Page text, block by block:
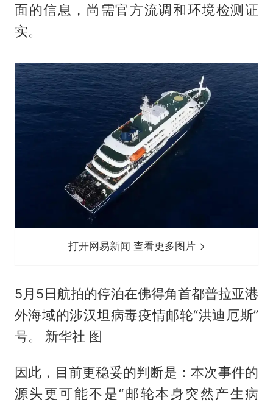
面的信息，尚需官方流调和环境检测证
实。
打开网易新闻 查看更多图片
5月5日航拍的停泊在佛得角首都普拉亚港
外海域的涉汉坦病毒疫情邮轮“洪迪厄斯”
号。 新华社 图
因此，目前更稳妥的判断是：本次事件的
源头更可能不是“邮轮本身突然产生病